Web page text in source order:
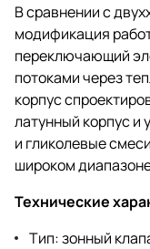
В сравнении с
модификация
переключающий
потоками через
корпус
латунный корпус и
и гликолевые
широком
Технические
Тип: зонный